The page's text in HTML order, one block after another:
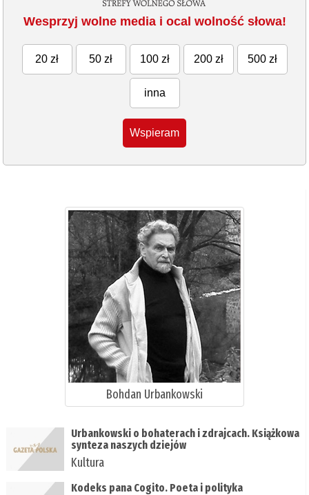
Wesprzyj wolne media i ocal wolność słowa!
20 zł 50 zł 100 zł 200 zł 500 zł
inna
Wspieram
Bohdan Urbankowski
Urbankowski o bohaterach i zdrajcach. Książkowa
synteza naszych dziejów
Kultura
Kodeks pana Cogito. Poeta i polityka